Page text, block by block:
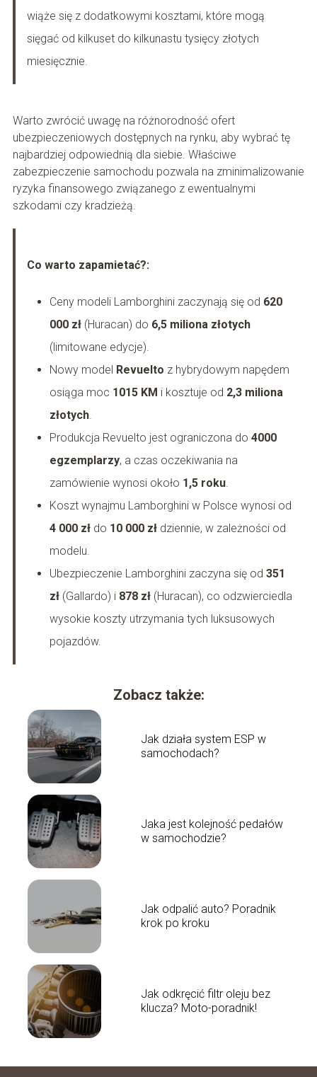
wiąże się z dodatkowymi kosztami, które mogą
sięgać od kilkuset do kilkunastu tysięcy złotych
miesięcznie.
Warto zwrócić uwagę na różnorodność ofert
ubezpieczeniowych dostępnych na rynku, aby wybrać tę
najbardziej odpowiednią dla siebie. Właściwe
zabezpieczenie samochodu pozwala na zminimalizowanie
ryzyka finansowego związanego z ewentualnymi
szkodami czy kradzieżą.
Co warto zapamietać?:
Ceny modeli Lamborghini zaczynają się od 620
000 zł(Huracan) do 6,5 miliona złotych
(limitowane edycje).
Nowy model Revuelto z hybrydowym napędem
osiąga moc 1015 KM i kosztuje od 2,3 miliona
złotych.
Produkcja Revuelto jest ograniczona do 4000
egzemplarzy, a czas oczekiwania na
zamówienie wynosi około 1,5 roku.
Koszt wynajmu Lamborghini w Polsce wynosi od
4 000 złdo 10 000 złdziennie, w zależności od
modelu.
Ubezpieczenie Lamborghini zaczyna się od 351
zł(Gallardo) i 878 zł(Huracan), co odzwierciedla
wysokie koszty utrzymania tych luksusowych
pojazdów.
Zobacz także:
Jak działa system ESP w
samochodach?
Jaka jest kolejność pedałów
w samochodzie?
Jak odpalić auto? Poradnik
krok po kroku
Jak odkręcić filtr oleju bez
klucza? Moto-poradnik!